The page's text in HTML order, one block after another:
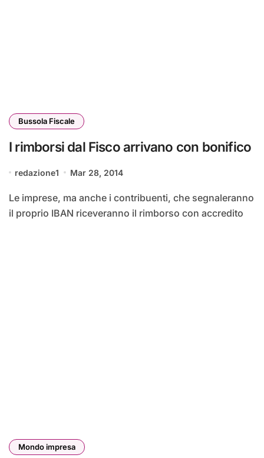
Bussola Fiscale
I rimborsi dal Fisco arrivano con bonifico
redazione1 Mar 28, 2014
Le imprese, ma anche i contribuenti, che segnaleranno
il proprio IBAN riceveranno il rimborso con accredito
Mondo impresa